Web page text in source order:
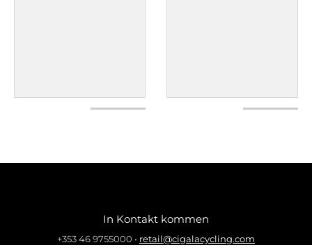
In Kontakt kommen
+353 46 9755000 • retail@cigalacycling.com